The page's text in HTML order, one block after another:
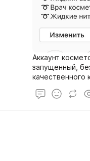
Аккаунт
запущенный,
качественного
приходили